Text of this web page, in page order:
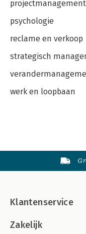
projectmanagement
psychologie
reclame en verkoop
strategisch
werk en loopbaan
Klantenservice
Zakelijk